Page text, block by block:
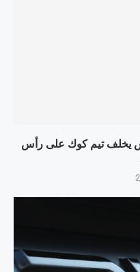
يخلف تيم كوك على رأس